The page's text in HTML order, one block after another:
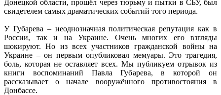
Донецкой области, прошёл через тюрьму и пытки в СБУ, был
свидетелем самых драматических событий того периода.
У Губарева – неоднозначная политическая репутация как в
России, так и на Украине. Очень многих его взгляды
шокируют. Но из всех участников гражданской войны на
Украине – он первым опубликовал мемуары. Это трагедия,
боль, которая не оставляет всех. Мы публикуем отрывок из
книги воспоминаний Павла Губарева, в которой он
рассказывает о начале вооружённого противостояния в
Донбассе.